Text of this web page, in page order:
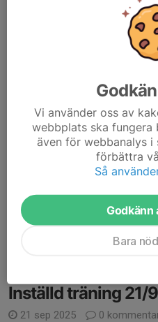
Uppstart FP2019
31 mar, 10:33
0
Hej allihopa!
Dags för ny säsong och vi
träningstider.
Är du ny och vill testa - gör en
Inställd träning 21/9
21 sep 2025
0
Vi använder oss av
webbplats ska fungera
även för webbanalys
förbättra
Så
Godkänn
Bara